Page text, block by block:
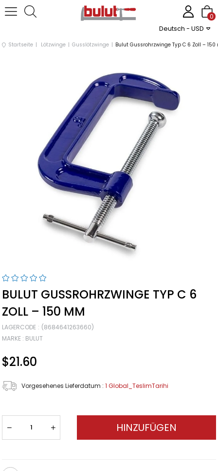
Deutsch - USD
0
Startseite Lötzwinge Gusslötzwinge Bulut Gussrohrzwinge Typ C 6 Zoll –
BULUT GUSSROHRZWINGE TYP C 6
ZOLL – 150 MM
LAGERCODE
(8684641263660)
MARKE : BULUT
$21.60
Vorgesehenes Lieferdatum : 1 Global_TeslimTarihi